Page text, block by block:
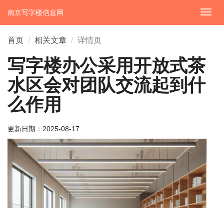
切
换
南京写字楼信息网
首页 相关文章 详情页
写字楼办公采用开放式茶
水区会对团队交流起到什
么作用
更新日期： 2025-08-17